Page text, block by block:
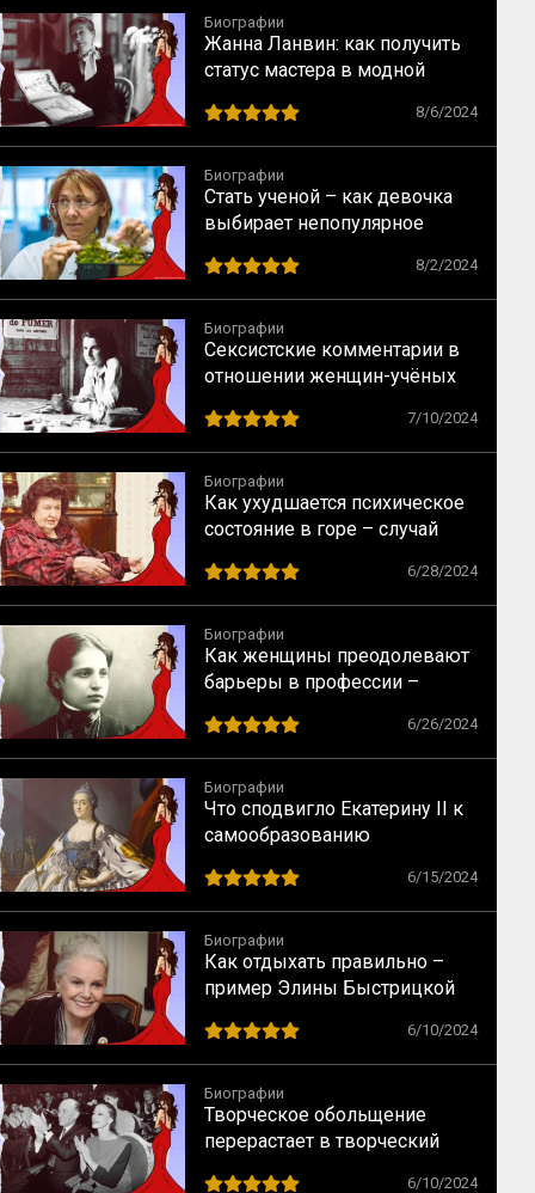
Биографии
Жанна Ланвин: как получить
статус мастера в модной
8/6/2024
Биографии
Стать ученой – как девочка
выбирает непопулярное
8/2/2024
Биографии
Сексистские комментарии в
отношении женщин-учёных
7/10/2024
Биографии
Как ухудшается психическое
состояние в горе – случай
6/28/2024
Биографии
Как женщины преодолевают
барьеры в профессии –
6/26/2024
Биографии
Что сподвигло Екатерину II к
самообразованию
6/15/2024
Биографии
Как отдыхать правильно –
пример Элины Быстрицкой
6/10/2024
Биографии
Творческое обольщение
перерастает в творческий
6/10/2024